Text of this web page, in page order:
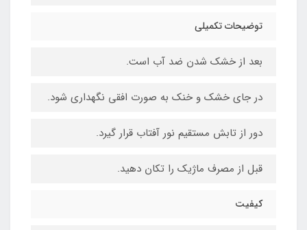
توضیحات تکمیلی
بعد از خشک شدن ضد آب است.
در جای خشک و خنک به صورت افقی نگهداری شود.
دور از تابش مستقیم نور آفتاب قرار گیرد.
قبل از مصرف ماژیک را تکان دهید.
کیفیت